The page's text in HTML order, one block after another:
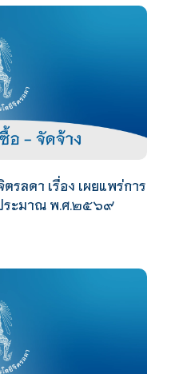
รลดา เรื่อง เผยแพร่การ
ระมาณ พ.ศ.๒๕๖๙